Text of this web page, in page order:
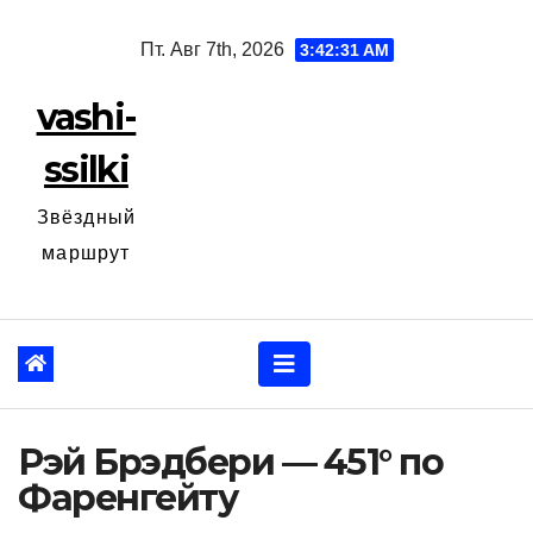
Пт. Авг 7th, 2026 3:42:33 AM
vashi-
ssilki
Звёздный
маршрут
Рэй Брэдбери — 451° по
Фаренгейту